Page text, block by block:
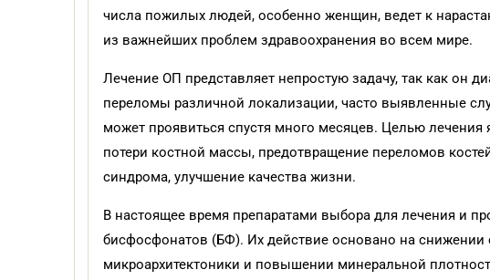
числа пожилых людей, особенно женщин, ведет к
из важнейших проблем здравоохранения во всем мире.
Лечение ОП представляет непростую задачу, так как он
переломы различной локализации, часто выявленные
может проявиться спустя много месяцев. Целью
потери костной массы, предотвращение переломов
синдрома, улучшение качества жизни.
В настоящее время препаратами выбора для лечения и
бисфосфонатов (БФ). Их действие основано на снижении
микроархитектоники и повышении минеральной